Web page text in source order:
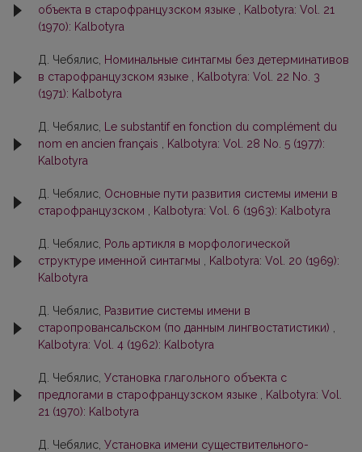
объекта в старофранцузском языке
Kalbotyra: Vol. 21
(1970): Kalbotyra
Д. Чебялис, Номинальные синтагмы без детерминативов
в старофранцузском языке
Kalbotyra: Vol. 22 No. 3
(1971): Kalbotyra
Д. Чебялис,
Le substantif en fonction du complément du
nom en ancien français
Kalbotyra: Vol. 28 No. 5 (1977):
Kalbotyra
Д. Чебялис, Основные пути развития системы имени в
старофранцузском
Kalbotyra: Vol. 6 (1963): Kalbotyra
Д. Чебялис, Роль артикля в морфологической
структуре именной синтагмы
Kalbotyra: Vol. 20 (1969):
Kalbotyra
Д. Чебялис, Развитие системы имени в
старопровансальском (по данным лингвостатистики)
Kalbotyra: Vol. 4 (1962): Kalbotyra
Д. Чебялис, Установка глагольного объекта с
предлогами в старофранцузском языке
Kalbotyra: Vol.
21 (1970): Kalbotyra
Д. Чебялис, Установка имени существительного-